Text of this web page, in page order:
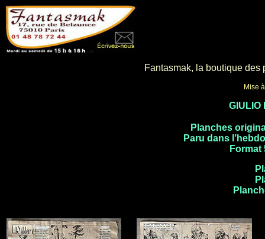
Fantasmak, la boutique des
Mise
GIULIO
Planches
Paru dans
Format